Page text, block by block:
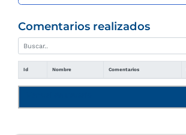
Comentarios realizados
Id Nombre Comentarios